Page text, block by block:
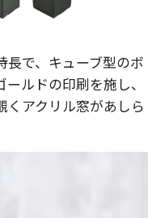
で、キューブ型のボ
ルドの印刷を施し、
くアクリル窓があしら